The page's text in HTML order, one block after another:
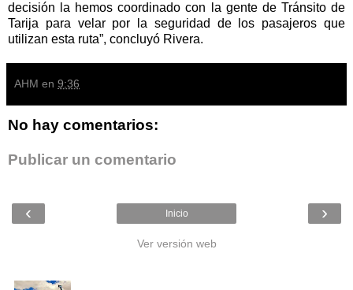
decisión la hemos coordinado con la gente de Tránsito de
Tarija para velar por la seguridad de los pasajeros que
utilizan esta ruta”, concluyó Rivera.
AHM en 9:36
No hay comentarios:
Publicar un comentario
‹ ›
Inicio
Ver versión web